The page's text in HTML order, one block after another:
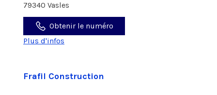
79340 Vasles
Obtenir le numéro
Plus d'infos
Frafil Construction